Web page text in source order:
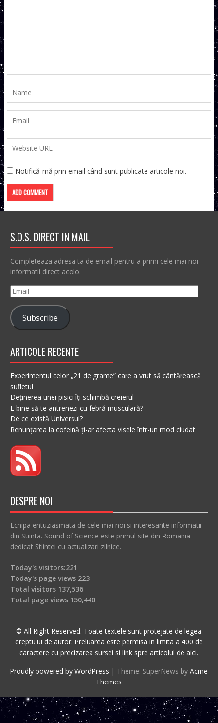
Notifică-mă prin email când sunt publicate articole noi.
S.O.S. DIRECT IN MAIL
Completeaza adresa ta de email pentru a primi cele mai noi
informatii direct acolo.
Email
Subscribe
ARTICOLE RECENTE
Experimentul celor „21 de grame” care a vrut să cântărească
sufletul
Deținerea unei pisici îți schimbă creierul
E bine să te antrenezi cu febră musculară?
De ce există Universul?
Renunțarea la cofeină ți-ar afecta visele într-un mod ciudat
DESPRE NOI
Echipa entuziasmata de cele mai noi si interesante informatii
din Stiinta. Sound of Science este primul site din Romania
dedicat Stiintei cu actualizari zilnice.
Today's visitors:221
Today's page views 223
Total visitors 137,536
Total page views 150,440
© All Right Reserved. Toate textele sunt protejate de legea
dreptului de autor. Preluarea este permisa in limita a 400 de
caractere cu precizarea sursei si link spre articolul de aici.
Proudly powered by WordPress | Theme: SuperNews byAcme
Themes